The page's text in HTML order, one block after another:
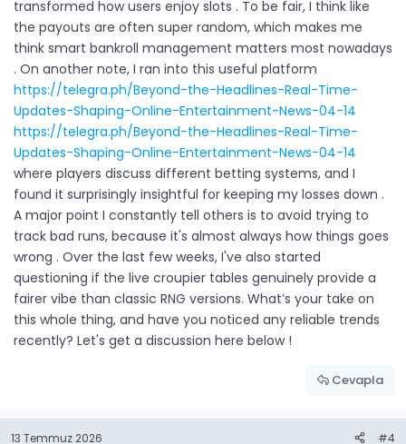
transformed how users enjoy slots . To be fair, I think like
the payouts are often super random, which makes me
think smart bankroll management matters most nowadays
. On another note, I ran into this useful platform
https://telegra.ph/Beyond-the-Headlines-Real-Time-
Updates-Shaping-Online-Entertainment-News-04-14
https://telegra.ph/Beyond-the-Headlines-Real-Time-
Updates-Shaping-Online-Entertainment-News-04-14
where players discuss different betting systems, and I
found it surprisingly insightful for keeping my losses down .
A major point I constantly tell others is to avoid trying to
track bad runs, because it's almost always how things goes
wrong . Over the last few weeks, I've also started
questioning if the live croupier tables genuinely provide a
fairer vibe than classic RNG versions. What’s your take on
this whole thing, and have you noticed any reliable trends
recently? Let's get a discussion here below !
Cevapla
13 Temmuz 2026 #4